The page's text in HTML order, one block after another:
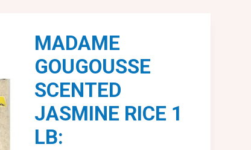
MADAME
GOUGOUSSE
SCENTED
JASMINE RICE 1
LB: